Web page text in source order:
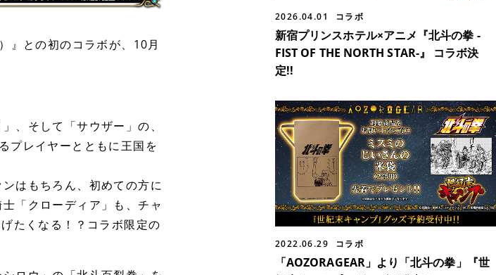
』との初のコラボが、10月
、そして「サウザー」の、
プレイヤーとともに王国を
はもちろん、初めての方に
「クローディア」も、チャ
たくなる！？コラボ限定の
2026.04.01 コラボ
新宿プリンスホテル×アニメ『北斗の拳 -
FIST OF THE NORTH STAR-』 コラボ決
定!!
2022.06.29 コラボ
「AOZORAGEAR」より「北斗の拳」『世